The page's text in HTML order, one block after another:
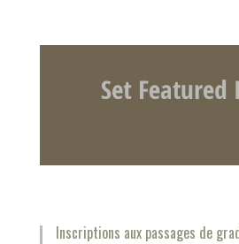
Inscriptions aux passages de